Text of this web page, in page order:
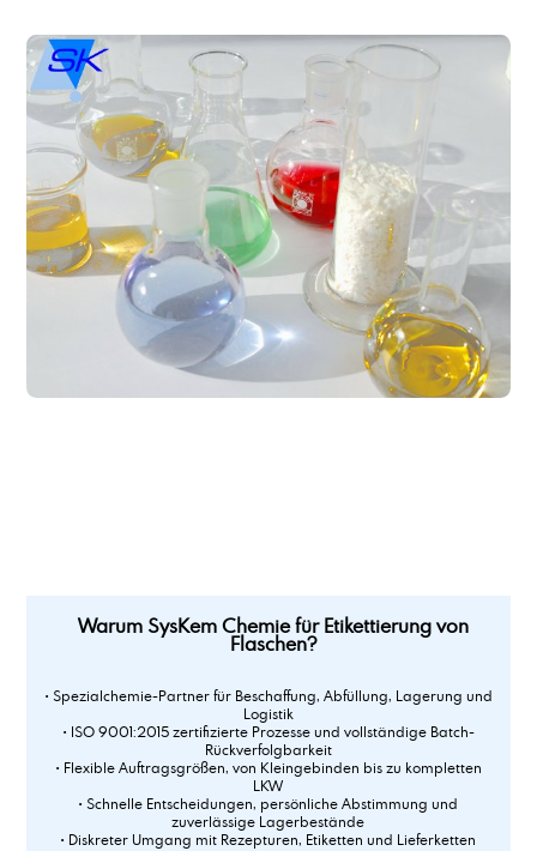
Etikettierung von Kanistern
Warum SysKem Chemie für Etikettierung von
Flaschen?
• Spezialchemie-Partner für Beschaffung, Abfüllung, Lagerung und
Logistik
• ISO 9001:2015 zertifizierte Prozesse und vollständige Batch-
Rückverfolgbarkeit
• Flexible Auftragsgrößen, von Kleingebinden bis zu kompletten
LKW
• Schnelle Entscheidungen, persönliche Abstimmung und
zuverlässige Lagerbestände
• Diskreter Umgang mit Rezepturen, Etiketten und Lieferketten